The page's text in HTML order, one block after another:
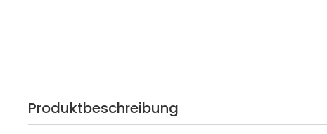
Produktbeschreibung